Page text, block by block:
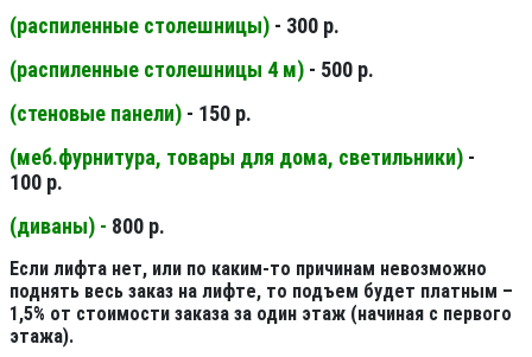
(распиленные столешницы) - 300 р.
(распиленные столешницы 4 м) - 500 р.
(стеновые панели) - 150 р.
(меб.фурнитура, товары для дома, светильники) -
100 р.
(диваны) - 800 р.
Если лифта нет, или по каким-то причинам невозможно
поднять весь заказ на лифте, то подъем будет платным –
1,5% от стоимости заказа за один этаж (начиная с первого
этажа).